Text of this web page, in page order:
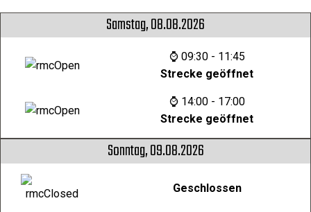
Samstag, 08.08.2026
⌚ 09:30 - 11:45
Strecke geöffnet
⌚ 14:00 - 17:00
Strecke geöffnet
Sonntag, 09.08.2026
Geschlossen